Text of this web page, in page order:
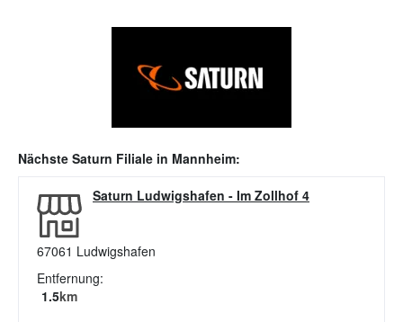
Nächste Saturn Filiale in Mannheim:
Saturn Ludwigshafen - Im Zollhof 4
67061 Ludwigshafen
Entfernung:
1.5km